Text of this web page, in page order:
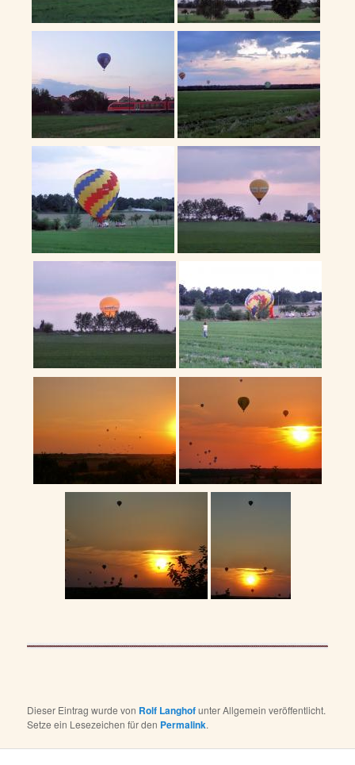
Dieser Eintrag wurde von Rolf Langhofunter Allgemein veröffentlicht.
Setze ein Lesezeichen für den Permalink.